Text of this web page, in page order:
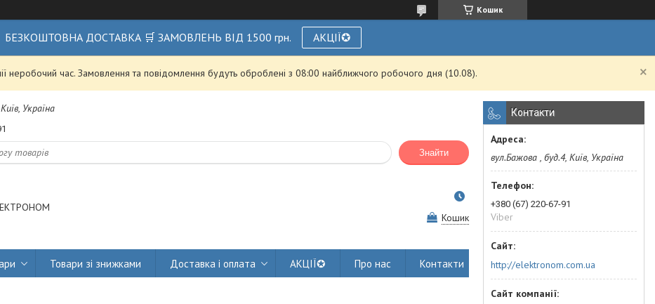
Кошик
БЕЗКОШТОВНА ДОСТАВКА 🛒 ЗАМОВЛЕНЬ ВІД 1500 грн. АКЦІЇ✪
неробочий час. Замовлення та повідомлення будуть оброблені з 08:00 найближчого робочого дня (10.08).
Україна
Знайти
Кошик
Товари зі знижками Доставка і оплата АКЦІЇ✪ Про нас Контакти
Контакти
вул.Бажова , буд.4, Київ, Україна
+380 (67) 220-67-91
Viber
http://elektronom.com.ua